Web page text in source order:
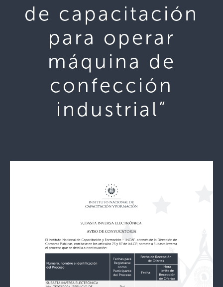
de capacitación
para operar
máquina de
confección
industrial”